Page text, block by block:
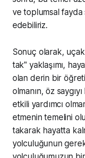
ve toplumsal fayda
edebiliriz.
Sonuç olarak,
tak" yaklaşımı,
olan derin bir
olmanın, öz
etkili yardımcı
etmenin temelini
takarak hayatta
yolculuğunun